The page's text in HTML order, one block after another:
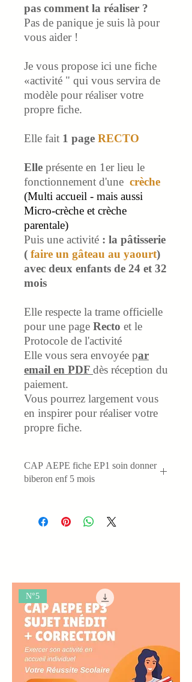
pas comment la réaliser ?
Pas de panique je suis là pour
vous aider !
Je vous propose ici une fiche
«activité " qui vous servira de
modèle pour réaliser votre
propre fiche.
Elle fait 1 page RECTO
Elle présente en 1er lieu le
fonctionnement d'une crèche
(Multi accueil - mais aussi
Micro-crèche et crèche
parentale)
Puis une activité : la pâtisserie
( faire un gâteau au yaourt)
avec deux enfants de 24 et 32
mois
Elle respecte la trame officielle
pour une page Recto et le
Protocole de l'activité
Elle vous sera envoyée par
email en PDF dès réception du
paiement.
Vous pourrez largement vous
en inspirer pour réaliser votre
propre fiche.
CAP AEPE fiche EP1 soin donner
biberon enf 5 mois
N°5